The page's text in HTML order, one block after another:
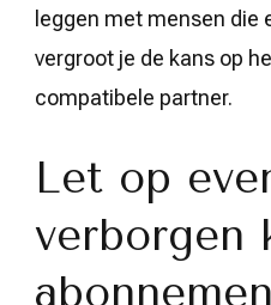
leggen met mensen die
vergroot je de kans op
compatibele partner.
Let op
verborgen